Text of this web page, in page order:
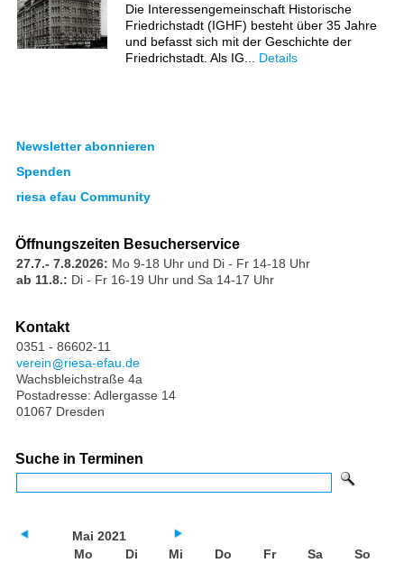
Die Interessengemeinschaft Historische
Friedrichstadt (IGHF) besteht über 35 Jahre
und befasst sich mit der Geschichte der
Friedrichstadt. Als IG... Details
Newsletter abonnieren
Spenden
riesa efau Community
Öffnungszeiten Besucherservice
27.7.- 7.8.2026: Mo 9-18 Uhr und Di - Fr 14-18 Uhr
ab 11.8.: Di - Fr 16-19 Uhr und Sa 14-17 Uhr
Kontakt
0351 - 86602-11
verein
riesa-efau.de
Wachsbleichstraße 4a
Postadresse: Adlergasse 14
01067 Dresden
Suche in Terminen
Mai 2021
Mo
Di Mi Do Fr Sa So